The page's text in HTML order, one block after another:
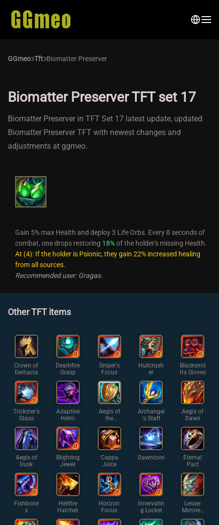
GGmeo Tft Biomatter Preserver
Biomatter Preserver TFT set 17
Biomatter Preserver in TFT Set 17 latest update, updated
Biomatter Preserver TFT with newest changes and
adjustments at ggmeo.
Gain 5% max Health and deploy 3 Life Orbs. Every 8 seconds of
combat, one drops restoring 18%of the holder's missing Health.
At (4): If the holder is Psionic, they gain 22% increased healing
from all sources.
Recommended user: Gragas.
Other TFT items
Crown of
Demacia
Deathfire
Grasp
Sniper's
Focus
Hullcrush
er
Blacksmit
h's Gloves
Trickster's
Glass
Adaptive
Helm
Aegis of
the
Legion
Archangel
's Staff
Aegis of
Dawn
Aegis of
Dusk
Blighting
Jewel
Cappa
Juice
Dawncore
Eternal
Pact
Fishbone
s
Hellfire
Hatchet
Horizon
Focus
Innervatin
g Locket
Lesser
Mirrored
Persona